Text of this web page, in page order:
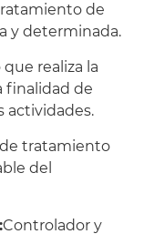
de
y determinada.
realiza la
finalidad de
actividades.
tratamiento
del
Controlador y